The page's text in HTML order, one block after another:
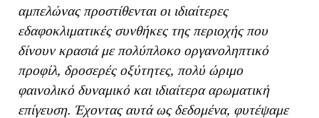
αμπελώνας προστίθενται οι ιδιαίτερες
εδαφοκλιματικές συνθήκες της περιοχής που
δίνουν κρασιά με πολύπλοκο οργανοληπτικό
προφίλ, δροσερές οξύτητες, πολύ ώριμο
φαινολικό δυναμικό και ιδιαίτερα αρωματική
επίγευση. Έχοντας αυτά ως δεδομένα, φυτέψαμε